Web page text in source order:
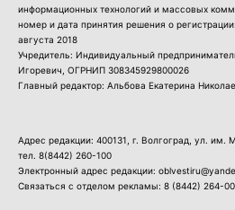
информационных технологий и массовых
номер и дата принятия решения о
августа 2018
Учредитель: Индивидуальный
Игоревич, ОГРНИП 308345929800026
Главный редактор: Альбова Екатерина
Адрес редакции: 400131, г. Волгоград, ул. им.
тел. 8(8442) 260-100
Электронный адрес редакции:
Связаться с отделом рекламы: 8 (8442) 264-